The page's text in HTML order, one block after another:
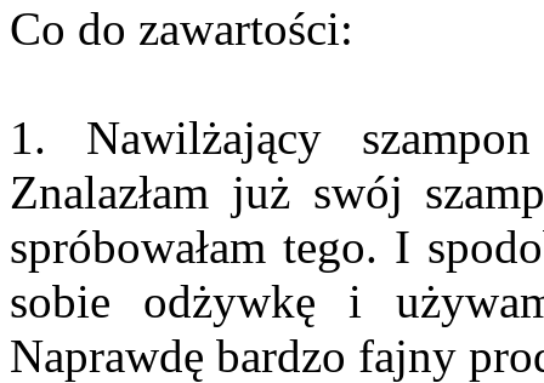
Co do zawartości:
1. Nawilżający
Znalazłam już swój
spróbowałam tego. I
sobie odżywkę i
Naprawdę bardzo fajny